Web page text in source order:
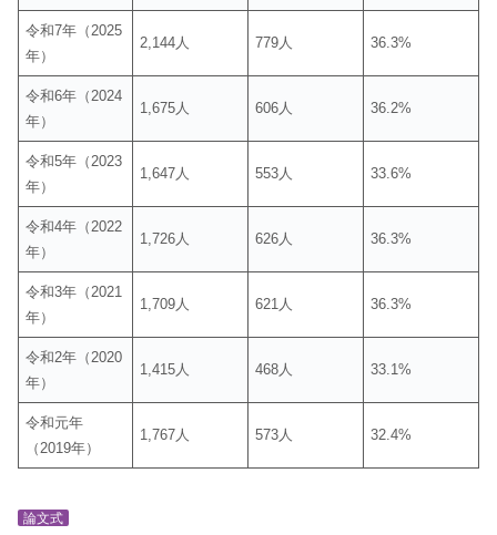
令和7年（2025
年）
2,144人 779人 36.3%
令和6年（2024
年）
1,675人 606人 36.2%
令和5年（2023
年）
1,647人 553人 33.6%
令和4年（2022
年）
1,726人 626人 36.3%
令和3年（2021
年）
1,709人 621人 36.3%
令和2年（2020
年）
1,415人 468人 33.1%
令和元年
（2019年）
1,767人 573人 32.4%
論文式